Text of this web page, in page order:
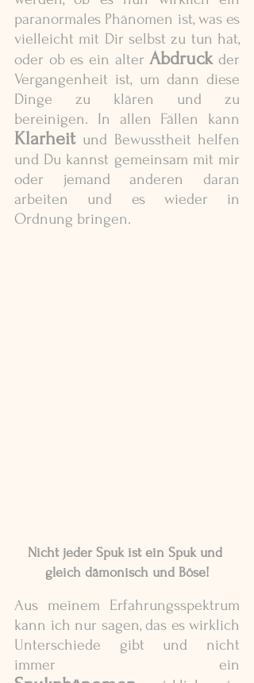
paranormales Phänomen ist, was es
vielleicht mit Dir selbst zu tun hat,
oder ob es ein alter Abdruck der
Vergangenheit ist, um dann diese
Dinge zu klären und zu
Klarheit und Bewusstheit helfen
und Du kannst gemeinsam mit mir
oder jemand anderen daran
arbeiten und es wieder in
Ordnung bringen.
Nicht jeder Spuk ist ein Spuk und
gleich dämonisch und Böse!
Aus meinem Erfahrungsspektrum
kann ich nur sagen, das es wirklich
Unterschiede gibt und nicht